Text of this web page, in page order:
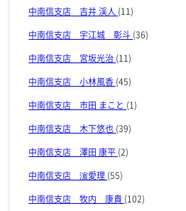
中南信支店 吉井 渓人 (11)
中南信支店 宇江城 彰斗 (36)
中南信支店 宮坂光治 (11)
中南信支店 小林風香 (45)
中南信支店 市田 まこと (1)
中南信支店 木下悠也 (39)
中南信支店 澤田 康平 (2)
中南信支店 濵愛理 (55)
中南信支店 牧内 康貴 (102)